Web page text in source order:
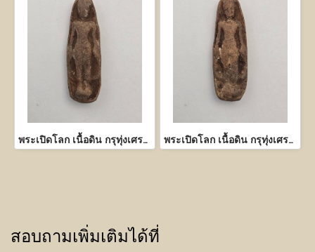
พระเปิดโลก เนื้อดิน กรุทุ่งเศรษฐี กำแพงเพชร พระเปิดโลก เนื้อดิน กรุทุ่งเศรษฐี กำแพงเพชร
สอบถามเพิ่มเติมได้ที่